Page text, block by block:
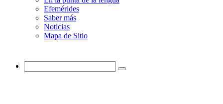
Efemérides
Saber más
Noticias
Mapa de Sitio